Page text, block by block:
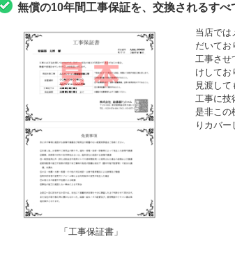
無償の10年間工事保証を、交換されるすべ
「工事保証書」
当店では
だいてお
工事させ
けしてお
見渡し
工事に技
是非この
りカバー